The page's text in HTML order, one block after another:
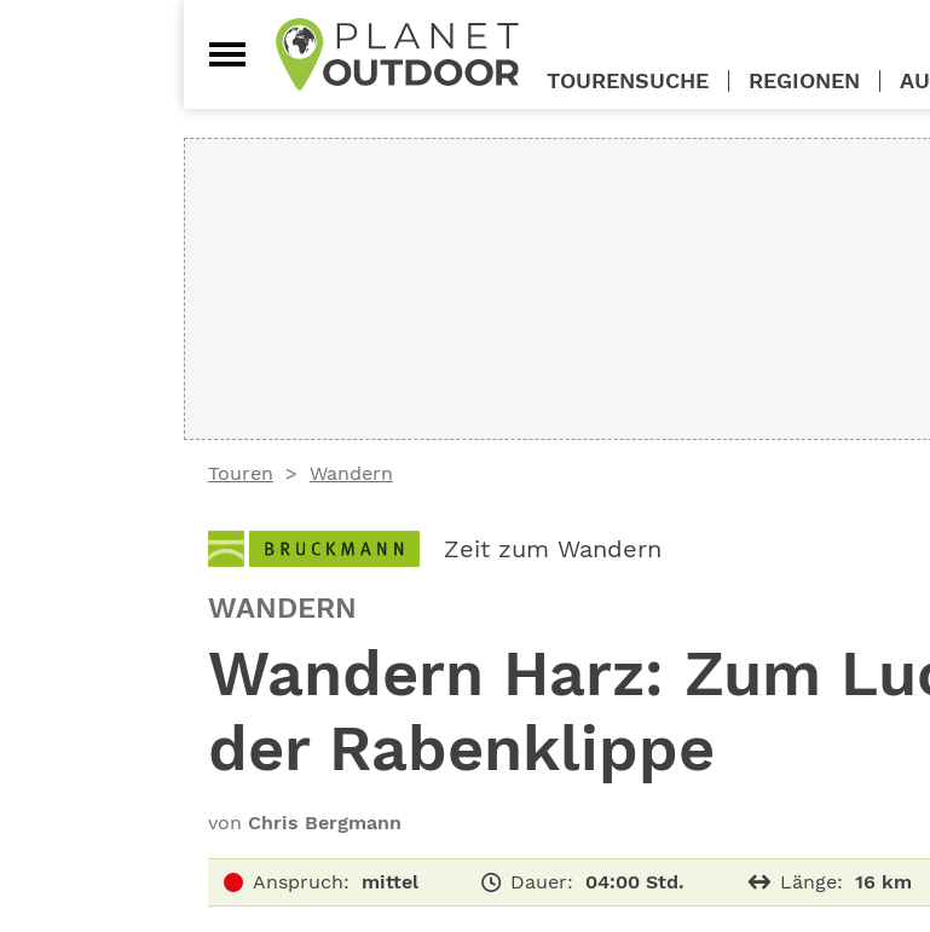
Touren Wandern
Zeit zum Wandern
WANDERN
Wandern Harz: Zum
der Rabenklippe
von Chris Bergmann
Anspruch: mittel Dauer: 04:00 Std. Länge: 16 km
TOURENSUCHE REGIONEN